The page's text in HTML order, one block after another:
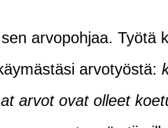
arvopohjaa. Työtä
arvotyöstä:
arvot ovat olleet